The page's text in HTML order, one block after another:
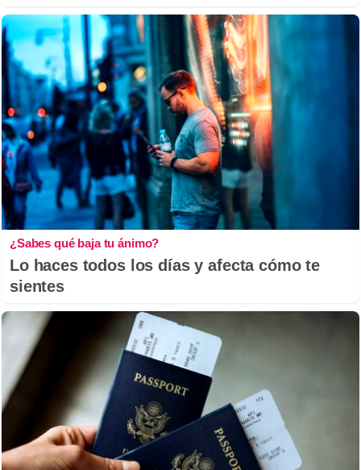
¿Sabes qué baja tu ánimo?
Lo haces todos los días y afecta cómo te
sientes